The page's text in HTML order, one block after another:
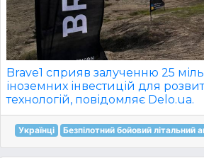
Brave1 сприяв залученню 25
іноземних інвестицій для
технологій, повідомляє Delo.ua.
Українці Безпілотний бойовий літальний